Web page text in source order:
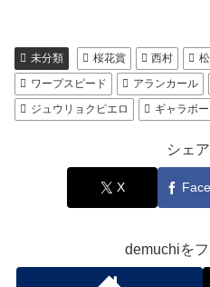
未分類 桜花賞 西村
ワープスピード
アランカール
ジュウリョクピエロ
ギャラボー
シェ
X
demuchiを